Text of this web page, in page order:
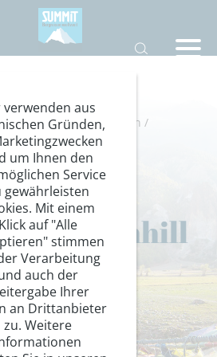
Himal/Sektionsreisen /
zum
Poonhill
Ihrer
Sektion
verwenden aus
Gründen,
um Ihnen den
Service
gewährleisten
Mit einem
Klick auf "Alle
stimmen
Verarbeitung
auch der
Ihrer
an Drittanbieter
zu. Weitere